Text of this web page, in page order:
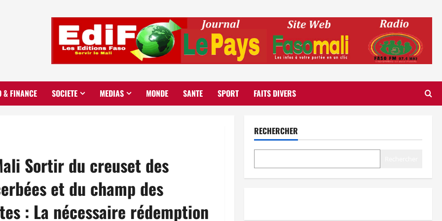
& FINANCE SOCIETE MEDIAS MONDE SANTE SPORT FAITS DIVERS
Sortir du creuset des
et du champ des
: La nécessaire rédemption
RECHERCHER